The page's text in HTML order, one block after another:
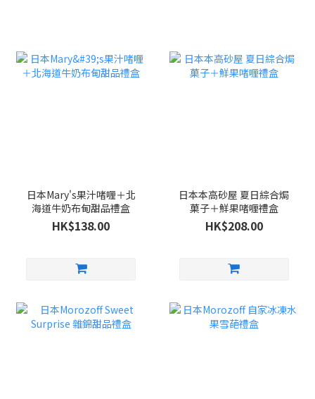
日本Mary's果汁啫喱＋北
海道牛奶布甸甜品禮盒
HK$138.00
日本本高砂屋 夏日綜合焗
菓子＋鮮果啫喱禮盒
HK$208.00